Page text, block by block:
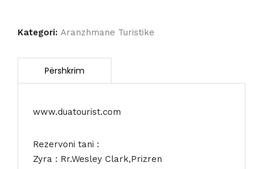
4*
Kategori: Aranzhmane Turistike
www.duatourist.com
Rezervoni tani :
Zyra : Rr.Wesley Clark,Prizren